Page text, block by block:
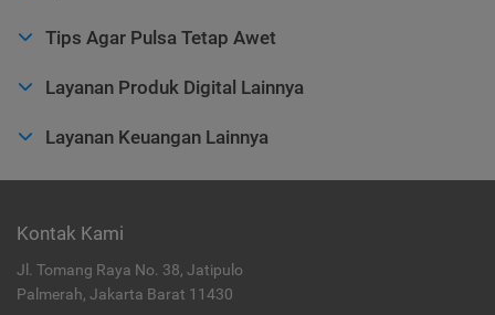
Tips Agar Pulsa Tetap Awet
Layanan Produk Digital Lainnya
Layanan Keuangan Lainnya
Kontak Kami
Jl. Tomang Raya No. 38, Jatipulo
Palmerah, Jakarta Barat 11430